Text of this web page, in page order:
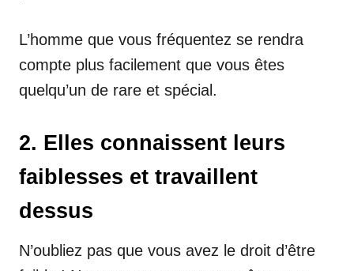
L’homme que vous fréquentez se rendra
compte plus facilement que vous êtes
quelqu’un de rare et spécial.
2. Elles connaissent leurs
faiblesses et travaillent
dessus
N’oubliez pas que vous avez le droit d’être